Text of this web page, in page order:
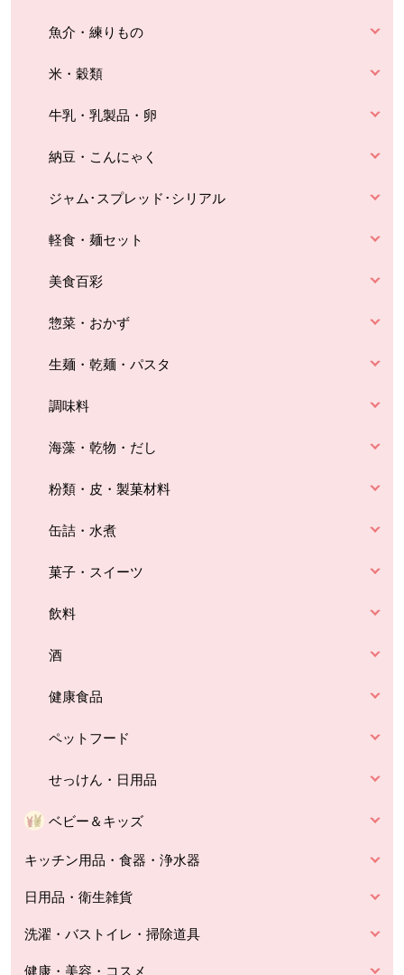
魚介・練りもの
米・穀類
牛乳・乳製品・卵
納豆・こんにゃく
ジャム･スプレッド･シリアル
軽食・麺セット
美食百彩
惣菜・おかず
生麺・乾麺・パスタ
調味料
海藻・乾物・だし
粉類・皮・製菓材料
缶詰・水煮
菓子・スイーツ
飲料
酒
健康食品
ペットフード
せっけん・日用品
ベビー＆キッズ
キッチン用品・食器・浄水器
日用品・衛生雑貨
洗濯・バストイレ・掃除道具
健康・美容・コスメ